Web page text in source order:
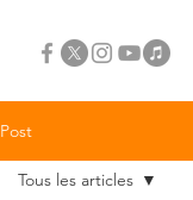
Post
Tous les articles